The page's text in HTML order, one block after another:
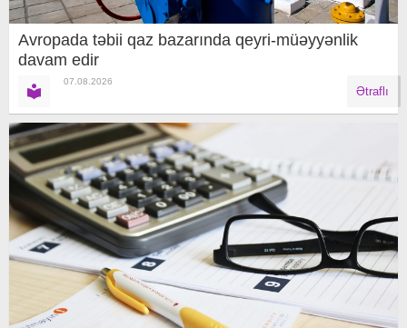
Avropada təbii qaz bazarında qeyri-müəyyənlik
davam edir
07.08.2026
Ətraflı